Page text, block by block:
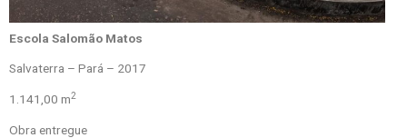
Escola Salomão Matos
Salvaterra – Pará – 2017
1.141,00 m2
Obra entregue